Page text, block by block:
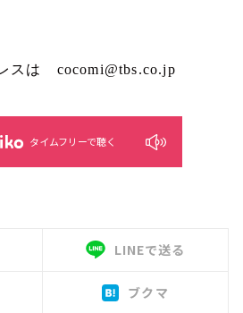
スは cocomi@tbs.co.jp
タイムフリーで聴く
LINEで送る
ブクマ